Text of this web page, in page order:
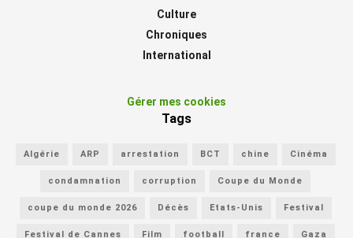
Culture
Chroniques
International
Gérer mes cookies
Tags
Algérie ARP arrestation BCT chine Cinéma
condamnation corruption Coupe du Monde
coupe du monde 2026 Décès Etats-Unis Festival
Festival de Cannes Film football france Gaza